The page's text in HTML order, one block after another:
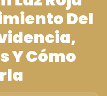
Português
Español
Türkçe
Del
Y Cómo